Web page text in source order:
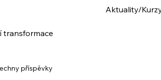
transformace
Aktuality/
příspěvky